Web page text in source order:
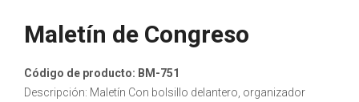
Maletín de Congreso
Código de producto: BM-751
Descripción: Maletín Con bolsillo delantero, organizador